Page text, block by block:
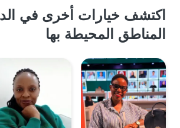
اكتشف خيارات أخرى في
المناطق المحيطة بها